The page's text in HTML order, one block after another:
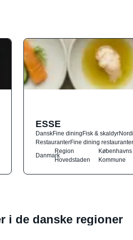
ESSE
DanskFine diningFisk & skaldyr
RestauranterFine dining restauranter
Danmark
Region
Hovedstaden
Københavns
Kommune
i de danske regioner